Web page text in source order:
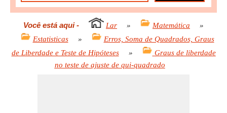
Você está aqui- Lar » Matemática
»
Estatisticas
»
Erros, Soma de Quadrados, Graus
de Liberdade e Teste de Hipóteses
»
Graus de liberdade
no teste de ajuste de qui-quadrado